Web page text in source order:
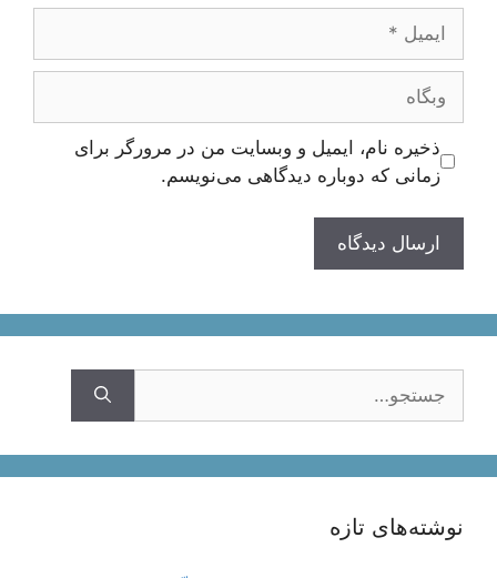
وبگاه
ذخیره نام، ایمیل و وبسایت من در مرورگر برای
زمانی که دوباره دیدگاهی می‌نویسم.
نوشته‌های تازه